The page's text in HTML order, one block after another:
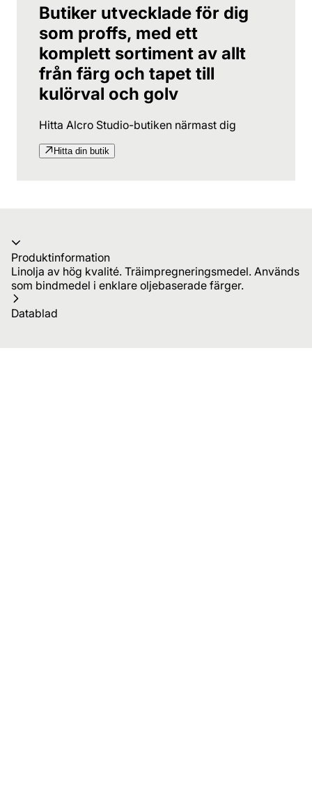
Butiker utvecklade för dig
som proffs, med ett
komplett sortiment av allt
från färg och tapet till
kulörval och golv
Hitta Alcro Studio-butiken närmast dig
Hitta din butik
Produktinformation
Linolja av hög kvalité. Träimpregneringsmedel. Används
som bindmedel i enklare oljebaserade färger.
Datablad